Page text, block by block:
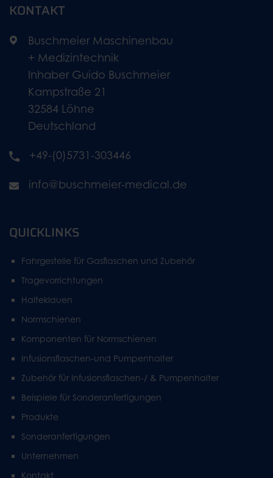
KONTAKT
Buschmeier Maschinenbau
+ Medizintechnik
Inhaber Guido Buschmeier
Kampstraße 21
32584 Löhne
Deutschland
+49-(0)5731-303446
info@buschmeier-medical.de
QUICKLINKS
Fahrgestelle für Gasflaschen und Zubehör
Tragevorrichtungen
Halteklauen
Normschienen
Komponenten für Normschienen
Infusionsflaschen-und Pumpenhalter
Zubehör für Infusionsflaschen-/ & Pumpenhalter
Beispiele für Sonderanfertigungen
Produkte
Sonderanfertigungen
Unternehmen
Kontakt